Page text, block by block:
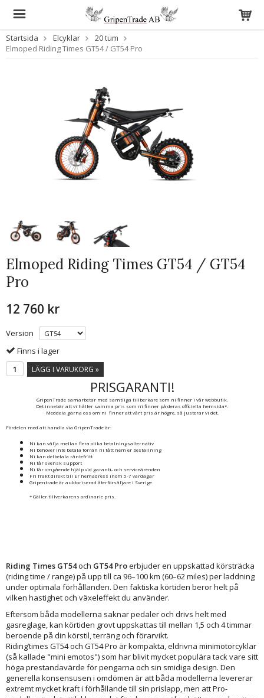
Startsida Elcyklar
20 tum
Elmoped Riding Times GT54 / GT54 Pro
Elmoped Riding Times GT54 / GT54
Pro
12 760 kr
Version
Finns i lager
LÄGG I VARUKORG »
PRISGARANTI!
GripenTrade samarbetar med samtliga tillberkare som ni finner i vår webbutik.
Det innebär att vi håller samma pris som ni finner på deras officiella hemsida*.
Meddela gärna oss om ni finner att vårt pris är högre, så justerar vi det.
Fördelen med att handla via GripenTrade är:
Ni kan välja mellan flera olika betalningsalternativ
Ni behöver inte betala förrän ni fått hem er beställning
Ni kan delbetala räntefritt
Ni får svensk support
Ni får omgående hjälp vid garanti- och serviceärenden
Fri frakt direkt till Er hemadress inom 5-7 vardagar
Gripentrade är auktoriserad återförsäljare i Sverige
* Gäller tillverkarens ordinarie pris.
Riding Times GT54och GT54 Proerbjuder en uppskattad körsträcka
(riding time / range) på upp till ca 96–100 km (60–62 miles) per laddning
under optimala förhållanden. Den faktiska körtiden beror helt på
vilken hastighet och växeleffekt du använder.
Eftersom båda modellerna saknar pedaler och drivs helt med
gasreglage, kan körtiden grovt uppskattas till mellan 1,5 och 4 timmar
beroende på din körstil, terräng och förarvikt.
Riding’times GT54 och GT54 Pro är kompakta, eldrivna minimotorcyklar
(så kallade "mini emotos") som har blivit mycket populära tack vare sitt
höga prestandavärde för pengarna och sin smidiga design. Den
generella konsensusen i omdömen är att båda modellerna levererar
extremt mycket kraft i förhållande till sin prislapp, men att Pro-